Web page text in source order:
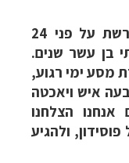
ה"אודיסיאה" של הומרוס מתפרשת על פני 24
בן עשר שנים.
מסע ימי רגוע,
איש ויאכטה
הצלחנו
ולהגיע